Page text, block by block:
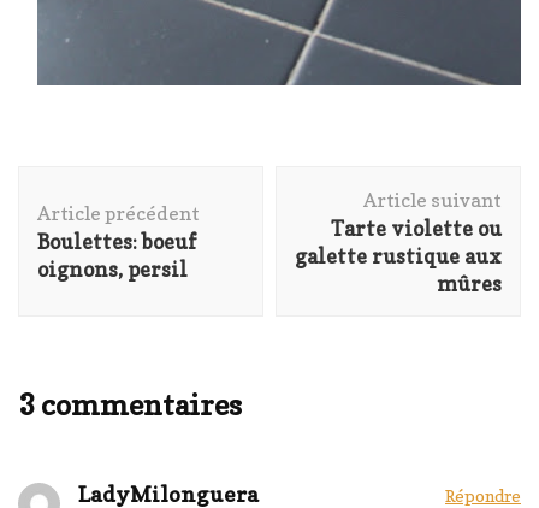
d'article
Article précédent
Boulettes: boeuf
oignons, persil
Article suivant
Tarte violette ou
galette rustique aux
mûres
3 commentaires
LadyMilonguera Répondre